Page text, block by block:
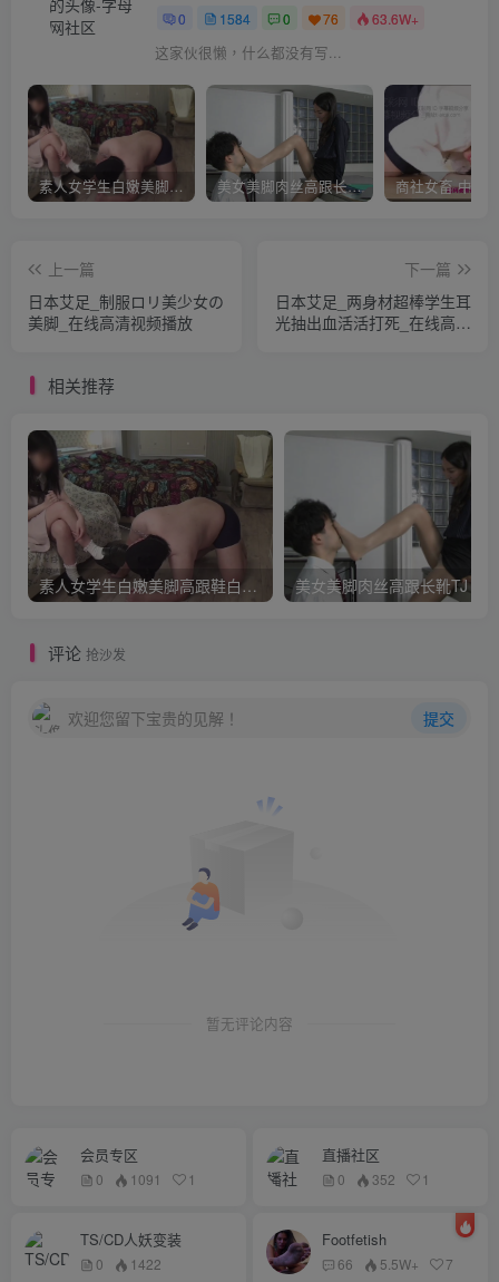
0 1584 0 76 63.6W+
这家伙很懒，什么都没有写...
素人女学生白嫩美脚高跟鞋白袜TJ 美女美脚肉丝高跟长靴TJ 商社女畜 中
上一篇
日本艾足_制服ロリ美少女の
美脚_在线高清视频播放
下一篇
日本艾足_两身材超棒学生耳
光抽出血活活打死_在线高清
相关推荐
素人女学生白嫩美脚高跟鞋白袜TJ 美女美脚肉丝高跟长靴TJ
评论 抢沙发
欢迎您留下宝贵的见解！ 提交
暂无评论内容
会员专区
0 1091 1
直播社区
0 352 1
TS/CD人妖变装
0 1422
Footfetish
66 5.5W+ 7